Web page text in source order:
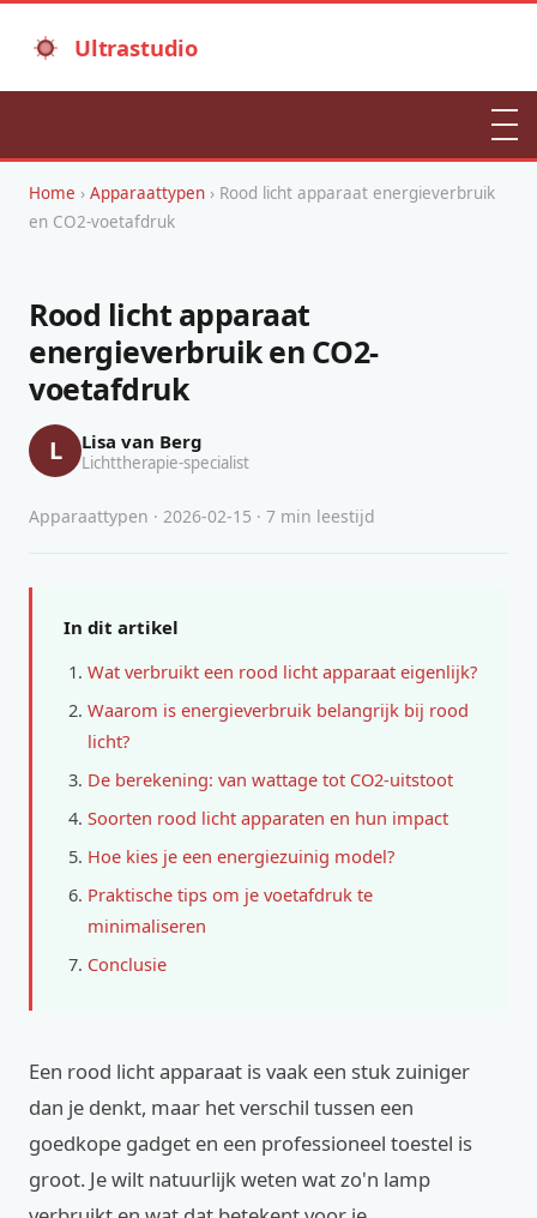
Ultrastudio
Home › Apparaattypen › Rood licht apparaat energieverbruik
en CO2-voetafdruk
Rood licht apparaat
energieverbruik en CO2-
voetafdruk
L Lisa van Berg
Lichttherapie-specialist
Apparaattypen · 2026-02-15 · 7 min leestijd
In dit artikel
Wat verbruikt een rood licht apparaat eigenlijk?
Waarom is energieverbruik belangrijk bij rood
licht?
De berekening: van wattage tot CO2-uitstoot
Soorten rood licht apparaten en hun impact
Hoe kies je een energiezuinig model?
Praktische tips om je voetafdruk te
minimaliseren
Conclusie
Een rood licht apparaat is vaak een stuk zuiniger
dan je denkt, maar het verschil tussen een
goedkope gadget en een professioneel toestel is
groot. Je wilt natuurlijk weten wat zo'n lamp